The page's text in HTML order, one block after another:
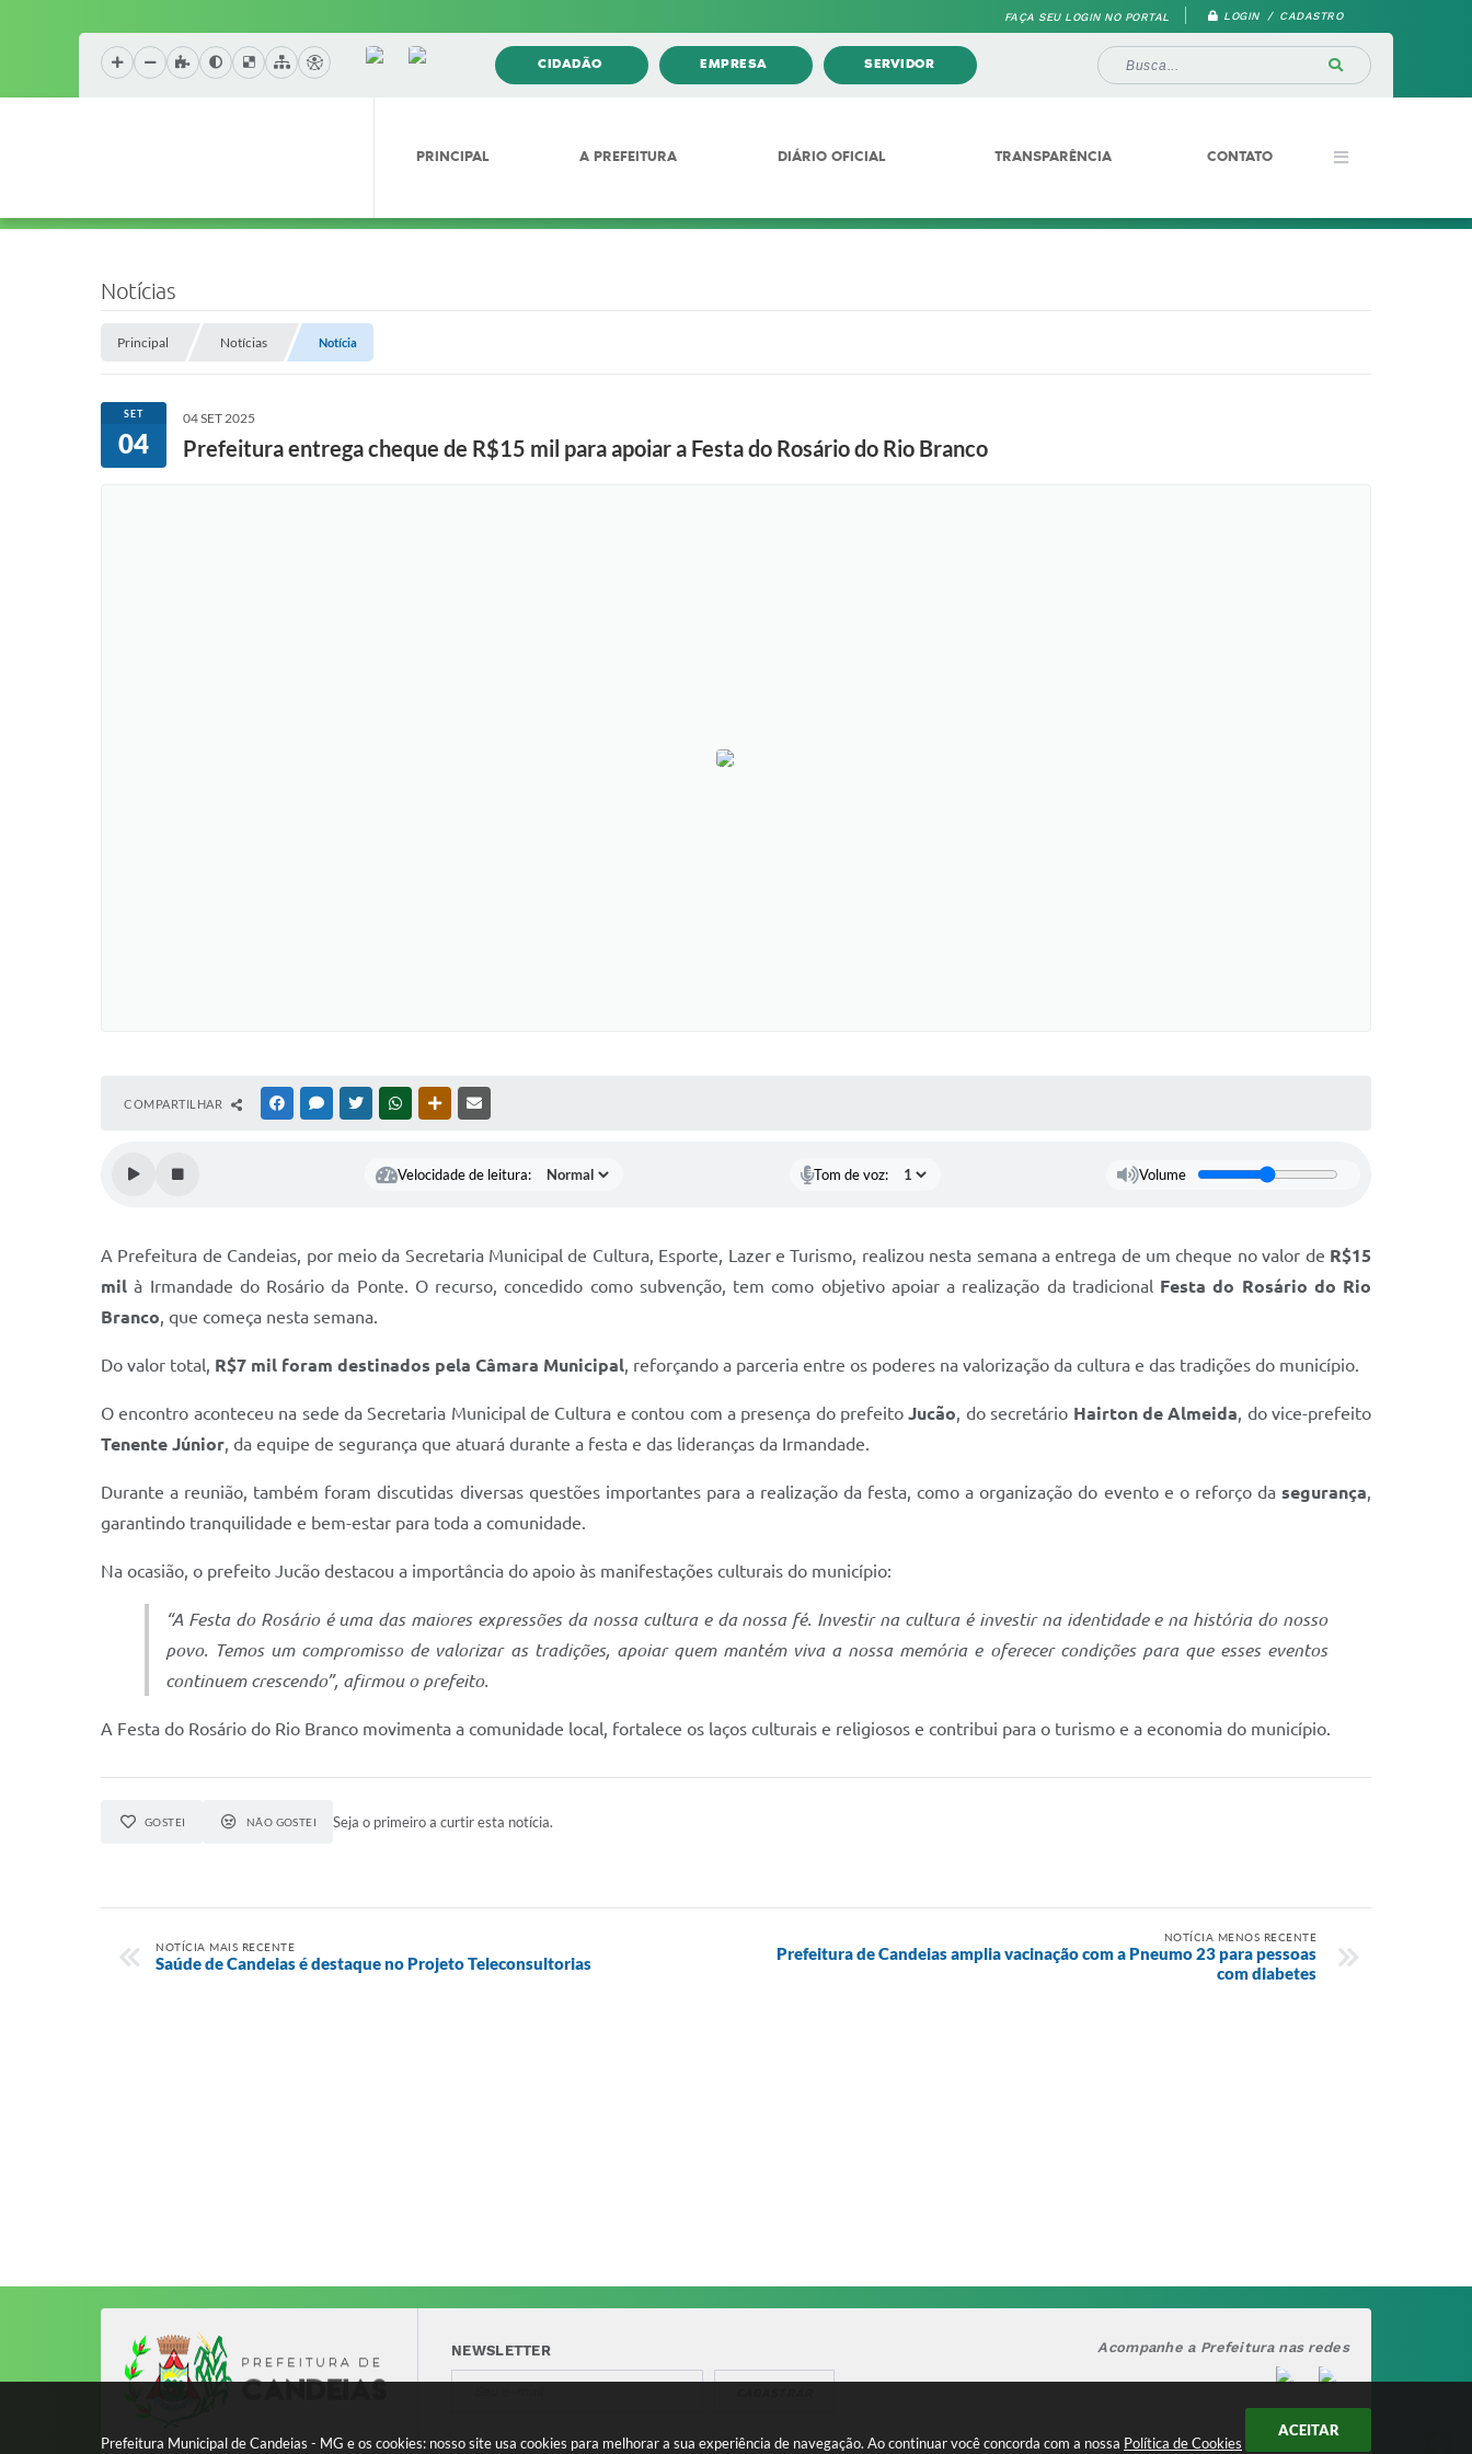
Prefeitura Municipal de Candeias - MG e os cookies: nosso site usa cookies para melhorar a sua experiência de navegação. Ao continuar você concorda com a nossa Política de Cookies
ACEITAR
FAÇA SEU LOGIN NO PORTAL LOGIN / CADASTRO
CIDADÃO EMPRESA SERVIDOR
PRINCIPAL A PREFEITURA DIÁRIO OFICIAL TRANSPARÊNCIA CONTATO
Notícias
Principal Notícias Notícia
SET
04
04 SET 2025
Prefeitura entrega cheque de R$15 mil para apoiar a Festa do Rosário do Rio Branco
COMPARTILHAR FACEBOOKMESSENGER
TWITTERWHATSAPPOUTRAS MÍDIAS
Velocidade de leitura: Tom de voz: Volume
A Prefeitura de Candeias, por meio da Secretaria Municipal de Cultura, Esporte, Lazer e Turismo, realizou nesta semana a entrega de um cheque no valor de R$15
mil à Irmandade do Rosário da Ponte. O recurso, concedido como subvenção, tem como objetivo apoiar a realização da tradicional Festa do Rosário do Rio
Branco, que começa nesta semana.
Do valor total, R$7 mil foram destinados pela Câmara Municipal, reforçando a parceria entre os poderes na valorização da cultura e das tradições do município.
O encontro aconteceu na sede da Secretaria Municipal de Cultura e contou com a presença do prefeitoJucão, do secretário Hairton de Almeida, do vice-prefeito
Tenente Júnior, da equipe de segurança que atuará durante a festa e das lideranças da Irmandade.
Durante a reunião, também foram discutidas diversas questões importantes para a realização da festa, como a organização do evento e o reforço da segurança,
garantindo tranquilidade e bem-estar para toda a comunidade.
Na ocasião, o prefeito Jucão destacou a importância do apoio às manifestações culturais do município:
“A Festa do Rosário é uma das maiores expressões da nossa cultura e da nossa fé. Investir na cultura é investir na identidade e na história do nosso
povo. Temos um compromisso de valorizar as tradições, apoiar quem mantém viva a nossa memória e oferecer condições para que esses eventos
continuem crescendo”, afirmou o prefeito.
A Festa do Rosário do Rio Branco movimenta a comunidade local, fortalece os laços culturais e religiosos e contribui para o turismo e a economia do município.
GOSTEI NÃO GOSTEI Seja o primeiro a curtir esta notícia.
NOTÍCIA MAIS RECENTE
Saúde de Candeias é destaque no Projeto Teleconsultorias
NOTÍCIA MENOS RECENTE
Prefeitura de Candeias amplia vacinação com a Pneumo 23 para pessoas
com diabetes
NEWSLETTER Acompanhe a Prefeitura nas redes